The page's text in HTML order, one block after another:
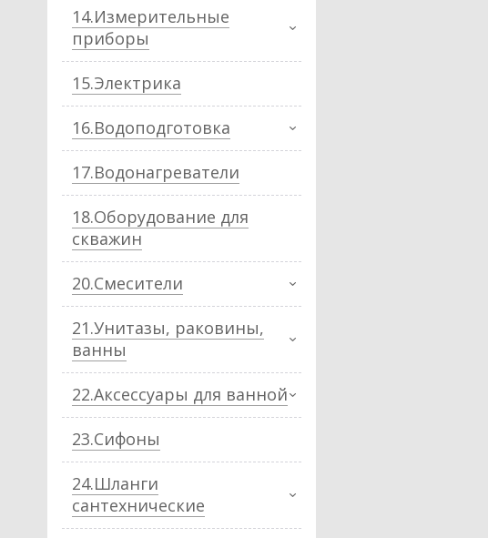
14.Измерительные
приборы
15.Электрика
16.Водоподготовка
17.Водонагреватели
18.Оборудование для
скважин
20.Смесители
21.Унитазы, раковины,
ванны
22.Аксессуары для ванной
23.Сифоны
24.Шланги
сантехнические